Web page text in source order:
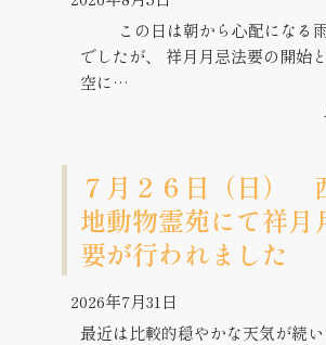
この日は朝から心配になる雨
でしたが、 祥月月忌法要の開始
空に…
７月２６日（日）
地動物霊苑にて祥月
要が行われました
2026年7月31日
最近は比較的穏やかな天気が続い